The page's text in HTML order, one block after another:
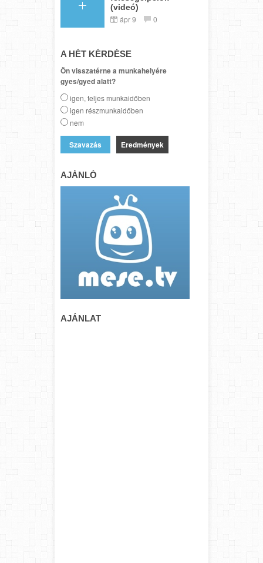
(videó)
ápr 9 0
A HÉT KÉRDÉSE
Ön visszatérne a munkahelyére
gyes/gyed alatt?
igen, teljes munkaidőben
igen részmunkaidőben
nem
Eredmények
AJÁNLÓ
AJÁNLAT